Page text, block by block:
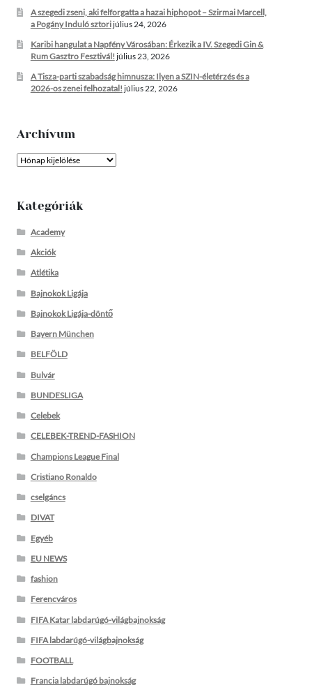
A szegedi zseni, aki felforgatta a hazai hiphopot – Szirmai Marcell,
a Pogány Induló sztorijúlius 24, 2026
Karibi hangulat a Napfény Városában: Érkezik a IV. Szegedi Gin &
Rum Gasztro Fesztivál! július 23, 2026
A Tisza-parti szabadság himnusza: Ilyen a SZIN-életérzés és a
2026-os zenei felhozatal! július 22, 2026
Archívum
Archívum
Kategóriák
Academy
Akciók
Atlétika
Bajnokok Ligája
Bajnokok Ligája-döntő
Bayern München
BELFÖLD
Bulvár
BUNDESLIGA
Celebek
CELEBEK-TREND-FASHION
Champions League Final
Cristiano Ronaldo
cselgáncs
DIVAT
Egyéb
EU NEWS
fashion
Ferencváros
FIFA Katar labdarúgó-világbajnokság
FIFA labdarúgó-világbajnokság
FOOTBALL
Francia labdarúgó bajnokság